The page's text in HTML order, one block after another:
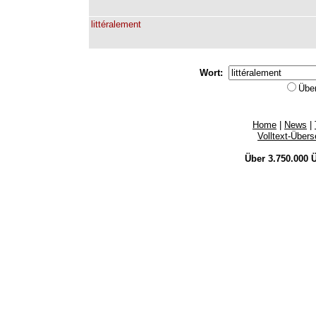
littéralement
Wort:
Home News
Volltext-
Über 3.750.000